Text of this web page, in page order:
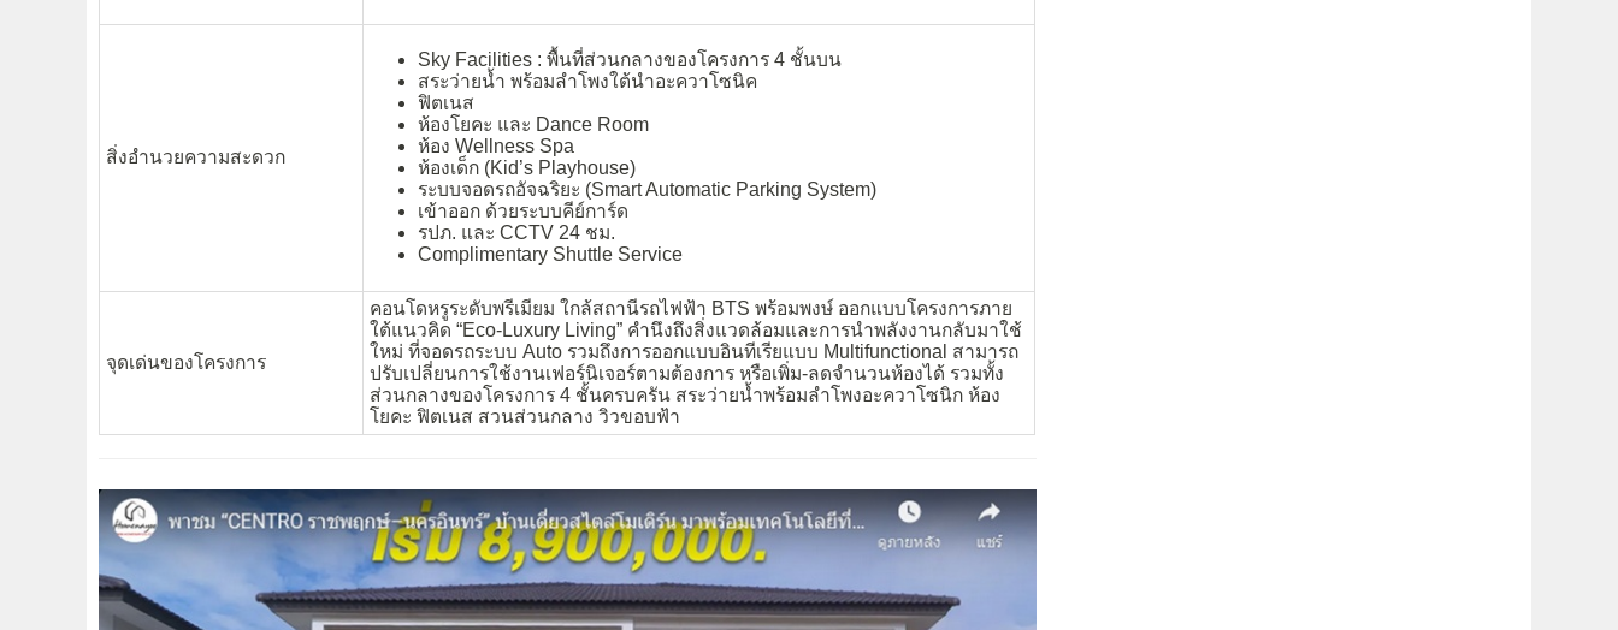
สิ่งอำนวยความสะดวก
Sky Facilities : พื้นที่ส่วนกลางของโครงการ 4 ชั้นบน
สระว่ายน้ำ พร้อมลำโพงใต้นำอะควาโซนิค
ฟิตเนส
ห้องโยคะ และ Dance Room
ห้อง Wellness Spa
ห้องเด็ก (Kid’s Playhouse)
ระบบจอดรถอัจฉริยะ (Smart Automatic Parking System)
เข้าออก ด้วยระบบคีย์การ์ด
รปภ. และ CCTV 24 ชม.
Complimentary Shuttle Service
จุดเด่นของโครงการ
คอนโดหรูระดับพรีเมียม ใกล้สถานีรถไฟฟ้า BTS พร้อมพงษ์ ออกแบบโครงการภาย
ใต้แนวคิด “Eco-Luxury Living” คำนึงถึงสิ่งแวดล้อมและการนำพลังงานกลับมาใช้
ใหม่ ที่จอดรถระบบ Auto รวมถึงการออกแบบอินทีเรียแบบ Multifunctional สามารถ
ปรับเปลี่ยนการใช้งานเฟอร์นิเจอร์ตามต้องการ หรือเพิ่ม-ลดจำนวนห้องได้ รวมทั้ง
ส่วนกลางของโครงการ 4 ชั้นครบครัน สระว่ายน้ำพร้อมลำโพงอะควาโซนิก ห้อง
โยคะ ฟิตเนส สวนส่วนกลาง วิวขอบฟ้า